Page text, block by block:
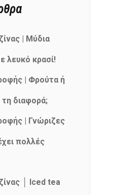
| Μύδια
λευκό κρασί!
| Φρούτα ή
τη διαφορά;
| Γνώριζες
πολλές
│ Iced tea